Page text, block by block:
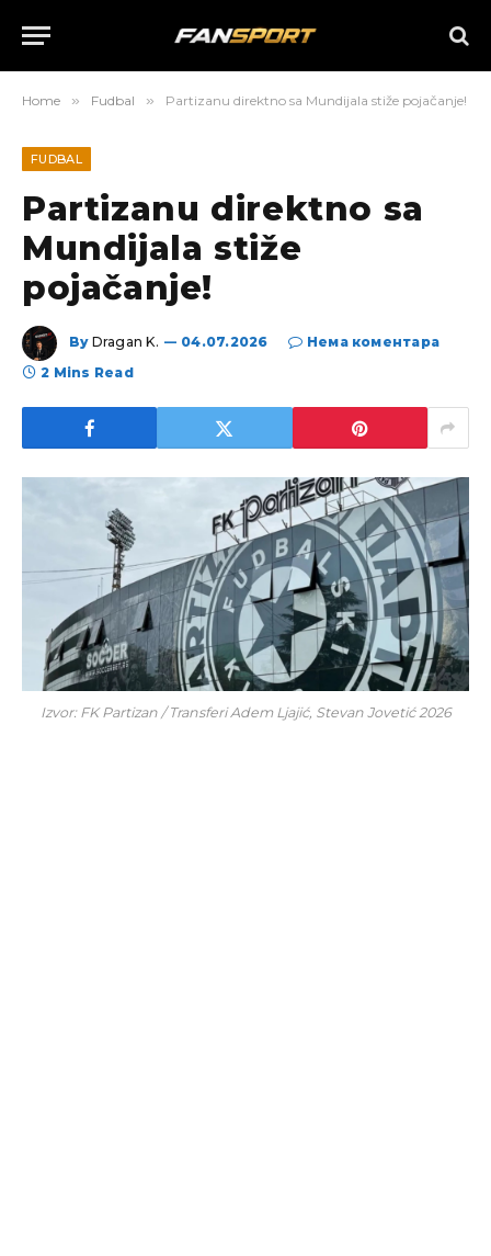
Home » Fudbal » Partizanu direktno sa Mundijala stiže pojačanje!
FUDBAL
Partizanu direktno sa
Mundijala stiže
pojačanje!
By Dragan K. 04.07.2026
Нема коментара
2 Mins Read
Izvor: FK Partizan / Transferi Adem Ljajić, Stevan Jovetić 2026